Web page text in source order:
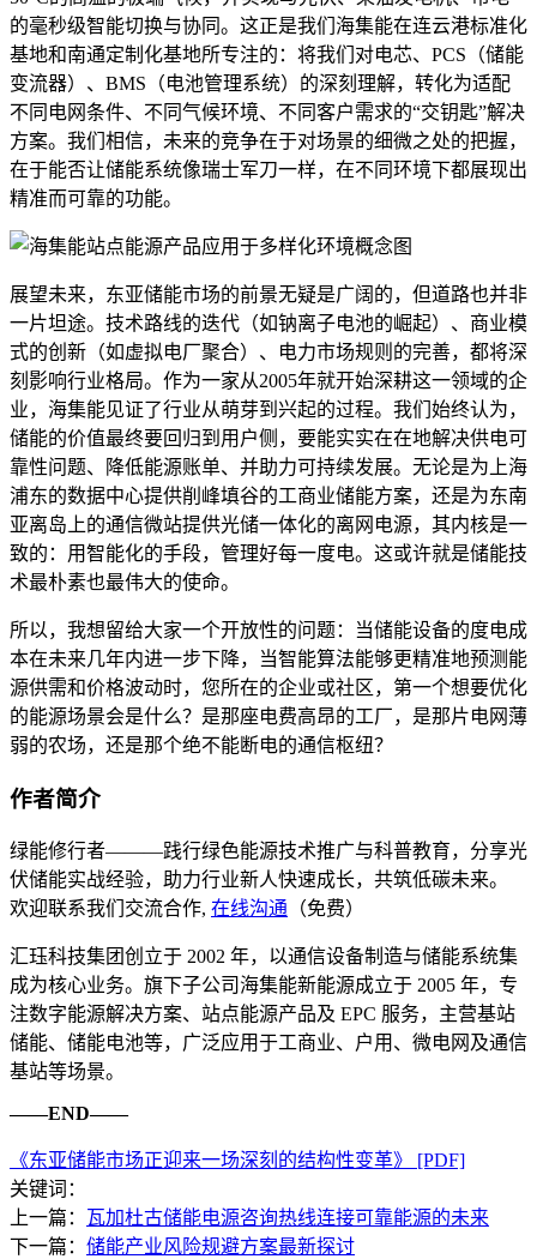
的毫秒级智能切换与协同。这正是我们海集能在连云港标准化
基地和南通定制化基地所专注的：将我们对电芯、PCS（储能
变流器）、BMS（电池管理系统）的深刻理解，转化为适配
不同电网条件、不同气候环境、不同客户需求的“交钥匙”解决
方案。我们相信，未来的竞争在于对场景的细微之处的把握，
在于能否让储能系统像瑞士军刀一样，在不同环境下都展现出
精准而可靠的功能。
展望未来，东亚储能市场的前景无疑是广阔的，但道路也并非
一片坦途。技术路线的迭代（如钠离子电池的崛起）、商业模
式的创新（如虚拟电厂聚合）、电力市场规则的完善，都将深
刻影响行业格局。作为一家从2005年就开始深耕这一领域的企
业，海集能见证了行业从萌芽到兴起的过程。我们始终认为，
储能的价值最终要回归到用户侧，要能实实在在地解决供电可
靠性问题、降低能源账单、并助力可持续发展。无论是为上海
浦东的数据中心提供削峰填谷的工商业储能方案，还是为东南
亚离岛上的通信微站提供光储一体化的离网电源，其内核是一
致的：用智能化的手段，管理好每一度电。这或许就是储能技
术最朴素也最伟大的使命。
所以，我想留给大家一个开放性的问题：当储能设备的度电成
本在未来几年内进一步下降，当智能算法能够更精准地预测能
源供需和价格波动时，您所在的企业或社区，第一个想要优化
的能源场景会是什么？是那座电费高昂的工厂，是那片电网薄
弱的农场，还是那个绝不能断电的通信枢纽？
作者简介
绿能修行者———践行绿色能源技术推广与科普教育，分享光
伏储能实战经验，助力行业新人快速成长，共筑低碳未来。
欢迎联系我们交流合作, 在线沟通 （免费）
汇珏科技集团创立于 2002 年，以通信设备制造与储能系统集
成为核心业务。旗下子公司海集能新能源成立于 2005 年，专
注数字能源解决方案、站点能源产品及 EPC 服务，主营基站
储能、储能电池等，广泛应用于工商业、户用、微电网及通信
基站等场景。
——END——
《东亚储能市场正迎来一场深刻的结构性变革》 [PDF]
关键词：
上一篇： 瓦加杜古储能电源咨询热线连接可靠能源的未来
下一篇： 储能产业风险规避方案最新探讨